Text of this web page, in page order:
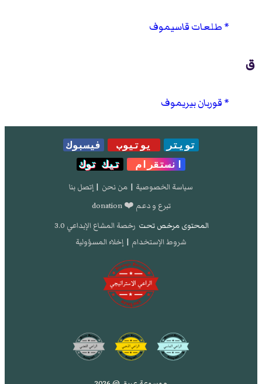
طلعات قاسيموف
ق
قوربان بيريموف
تويتر يوتيوب
فيسبوك
انستقرام
تيك توك
سياسة الخصوصية | من نحن | إتصل بنا
تبرع و دعم ❤️ donation
المحتوى مرخص تحت رخصة المشاع الإبداعي 3.0
شروط الإستخدام | إخلاء المسؤولية